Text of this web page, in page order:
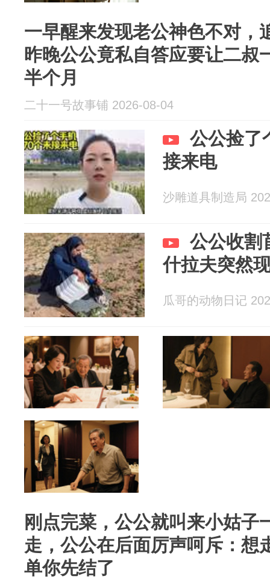
一早醒来发现老公神色不对，
昨晚公公竟私自答应要让二叔
半个月
二十一号故事铺 2026-08-04
公公捡了
接来电
沙雕道具制造局
公公收割
什拉夫突然
瓜哥的动物日记
刚点完菜，公公就叫来小姑子
走，公公在后面厉声呵斥：想
单你先结了